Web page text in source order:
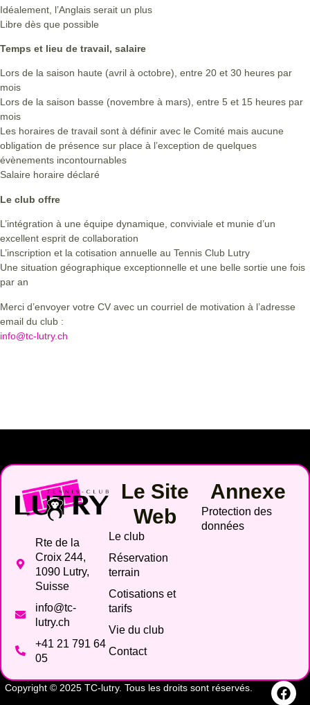
Idéalement, l’Anglais serait un plus
Libre dès que possible
Temps et lieu de travail, salaire
Lors de la saison haute (avril à octobre), entre 20 et 30 heures par
mois
Lors de la saison basse (novembre à mars), entre 5 et 15 heures par
mois
Les horaires de travail sont à définir avec le Comité mais aucune
obligation de présence sur place à l’exception de quelques
évènements incontournables
Salaire horaire déclaré
Le club offre
L’intégration à une équipe dynamique, conviviale et munie d’un
excellent esprit de collaboration
L’inscription et la cotisation annuelle au Tennis Club Lutry
Une situation géographique exceptionnelle et une belle sortie une fois
par an
Merci d’envoyer votre CV avec un courriel de motivation à l’adresse
email du club :
info@tc-lutry.ch
Rte de la
Croix 244,
1090 Lutry,
Suisse
info@tc-
lutry.ch
+41 21 791 64
05
Le Site
Web
Le club
Réservation
terrain
Cotisations et
tarifs
Vie du club
Contact
Annexe
Protection des
données
Copyright © 2025 TC-lutry. Tous les droits sont réservés.